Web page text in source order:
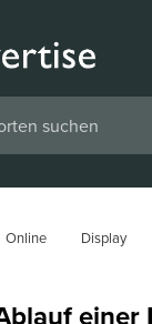
Online Display